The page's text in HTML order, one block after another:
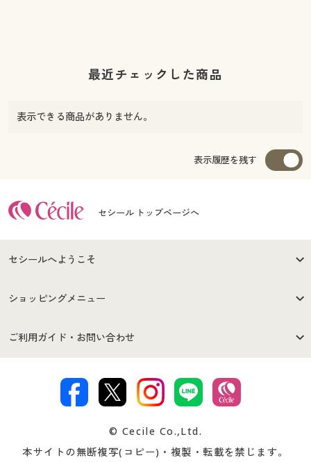
最近チェックした商品
表示できる商品がありません。
表示履歴を残す
セシール トップページへ
セシールへようこそ
はじめての方へ
セシールご利用規約
著作権・商標について 会社案内
ショッピングメニュー
商品カテゴリ
プレゼント＆キャンペーン サイトマップ
ご利用ガイド・お問い合わせ
交換・返品は お支払は
ついて
忘れの場合
© Cecile Co.,Ltd.
本サイトの無断複写(コピー)・複製・転載を禁じます。